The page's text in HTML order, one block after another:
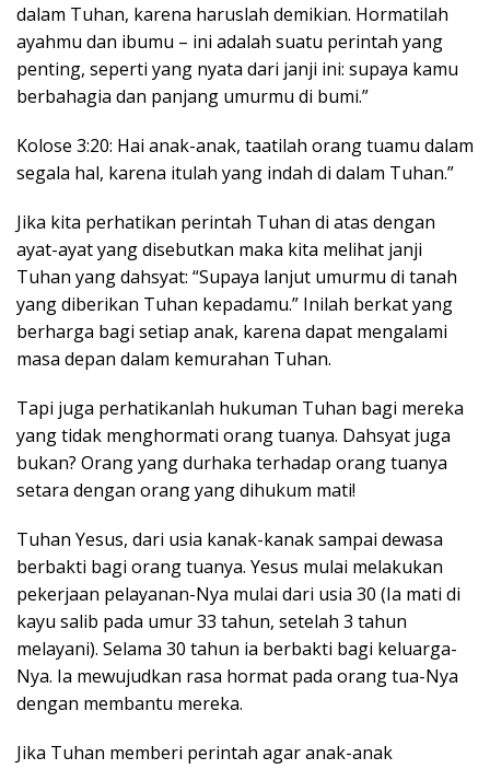
dalam Tuhan, karena haruslah demikian. Hormatilah
ayahmu dan ibumu – ini adalah suatu perintah yang
penting, seperti yang nyata dari janji ini: supaya kamu
berbahagia dan panjang umurmu di bumi.”
Kolose 3:20: Hai anak-anak, taatilah orang tuamu dalam
segala hal, karena itulah yang indah di dalam Tuhan.”
Jika kita perhatikan perintah Tuhan di atas dengan
ayat-ayat yang disebutkan maka kita melihat janji
Tuhan yang dahsyat: “Supaya lanjut umurmu di tanah
yang diberikan Tuhan kepadamu.” Inilah berkat yang
berharga bagi setiap anak, karena dapat mengalami
masa depan dalam kemurahan Tuhan.
Tapi juga perhatikanlah hukuman Tuhan bagi mereka
yang tidak menghormati orang tuanya. Dahsyat juga
bukan? Orang yang durhaka terhadap orang tuanya
setara dengan orang yang dihukum mati!
Tuhan Yesus, dari usia kanak-kanak sampai dewasa
berbakti bagi orang tuanya. Yesus mulai melakukan
pekerjaan pelayanan-Nya mulai dari usia 30 (Ia mati di
kayu salib pada umur 33 tahun, setelah 3 tahun
melayani). Selama 30 tahun ia berbakti bagi keluarga-
Nya. Ia mewujudkan rasa hormat pada orang tua-Nya
dengan membantu mereka.
Jika Tuhan memberi perintah agar anak-anak